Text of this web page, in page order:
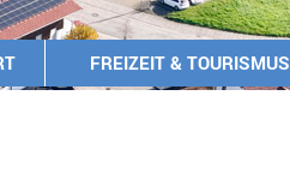
FREIZEIT & TOURISMUS